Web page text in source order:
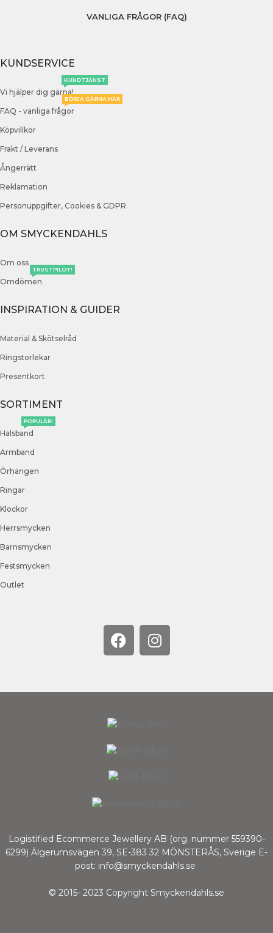
VANLIGA FRÅGOR (FAQ)
KUNDSERVICE
Vi hjälper dig gärna!
KUNDTJÄNST
FAQ - vanliga frågor
BÖRJA GÄRNA HÄR
Köpvillkor
Frakt / Leverans
Ångerrätt
Reklamation
Personuppgifter, Cookies & GDPR
OM SMYCKENDAHLS
Om oss
Omdömen
TRUSTPILOT!
INSPIRATION & GUIDER
Material & Skötselråd
Ringstorlekar
Presentkort
SORTIMENT
Halsband
POPULÄR!
Armband
Örhängen
Ringar
Klockor
Herrsmycken
Barnsmycken
Festsmycken
Outlet
Logistified Ecommerce Jewellery AB (org. nummer 559390-
6299) Älgerumsvägen 39, SE-383 32 MÖNSTERÅS, Sverige E-
post: info@smyckendahls.se
© 2015- 2023 Copyright Smyckendahls.se